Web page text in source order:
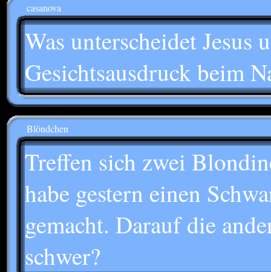
casanova
Was unterscheidet Jesus
Gesichtsausdruck beim
Blöndchen
Treffen sich zwei
habe gestern einen
gemacht. Darauf die
schwer?